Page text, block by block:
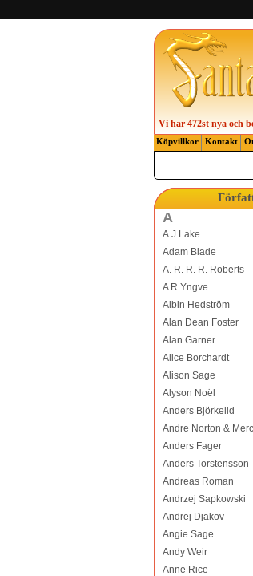
Vi har 472st nya och
Köpvillkor Kontakt
A
A.J Lake
Adam Blade
A. R. R. R. Roberts
A R Yngve
Albin Hedström
Alan Dean Foster
Alan Garner
Alice Borchardt
Alison Sage
Alyson Noël
Anders Björkelid
Andre Norton &
Anders Fager
Anders Torstensson
Andreas Roman
Andrzej Sapkowski
Andrej Djakov
Angie Sage
Andy Weir
Anne Rice